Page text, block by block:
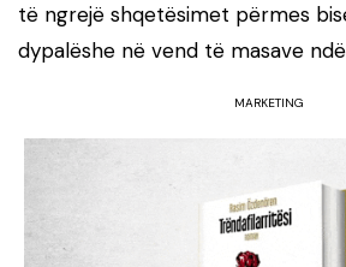
të ngrejë shqetësimet përmes
dypalëshe në vend të masave
MARKETING